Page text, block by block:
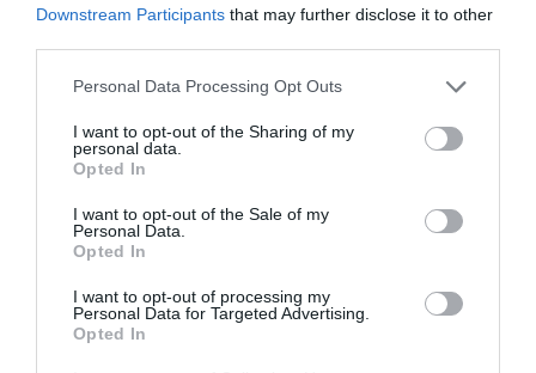
Downstream Participants that may further disclose it to other
Please note that this website/app uses one or more Google
not limited to your visit or usage behaviour. You may click to
grant or deny consent to Google and its third-party tags to
use your data for below specified purposes in below Google
consent section.
Personal Data Processing Opt Outs
I want to opt-out of the Sharing of my
personal data.
Opted In
I want to opt-out of the Sale of my
Personal Data.
Opted In
I want to opt-out of processing my
Personal Data for Targeted Advertising.
Opted In
Sok kicsi sokra ment, így jött össze 80 millió
elcsalt áfa
A Fővárosi Főügyészség különösen nagy vagyoni hátrányt okozó,